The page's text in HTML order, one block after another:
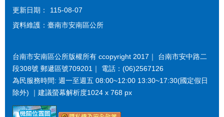
更新日期：
115-08-07
資料維護：臺南市安南區公所
台南市安南區公所版權所有 ccopyright 2017｜ 台南市安中路二
段308號 郵遞區號709201｜ 電話：(06)2567126
為民服務時間: 週一至週五 08:00~12:00 13:30~17:30(國定假日
除外) ｜建議螢幕解析度1024 x 768 px